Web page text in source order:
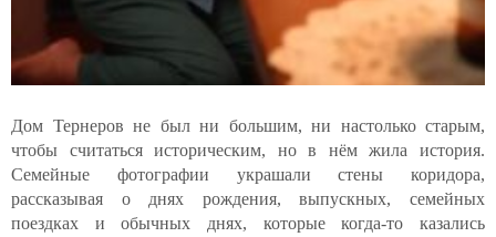
Дом Тернеров не был ни большим, ни настолько старым,
чтобы считаться историческим, но в нём жила история.
Семейные фотографии украшали стены коридора,
рассказывая о днях рождения, выпускных, семейных
поездках и обычных днях, которые когда-то казались